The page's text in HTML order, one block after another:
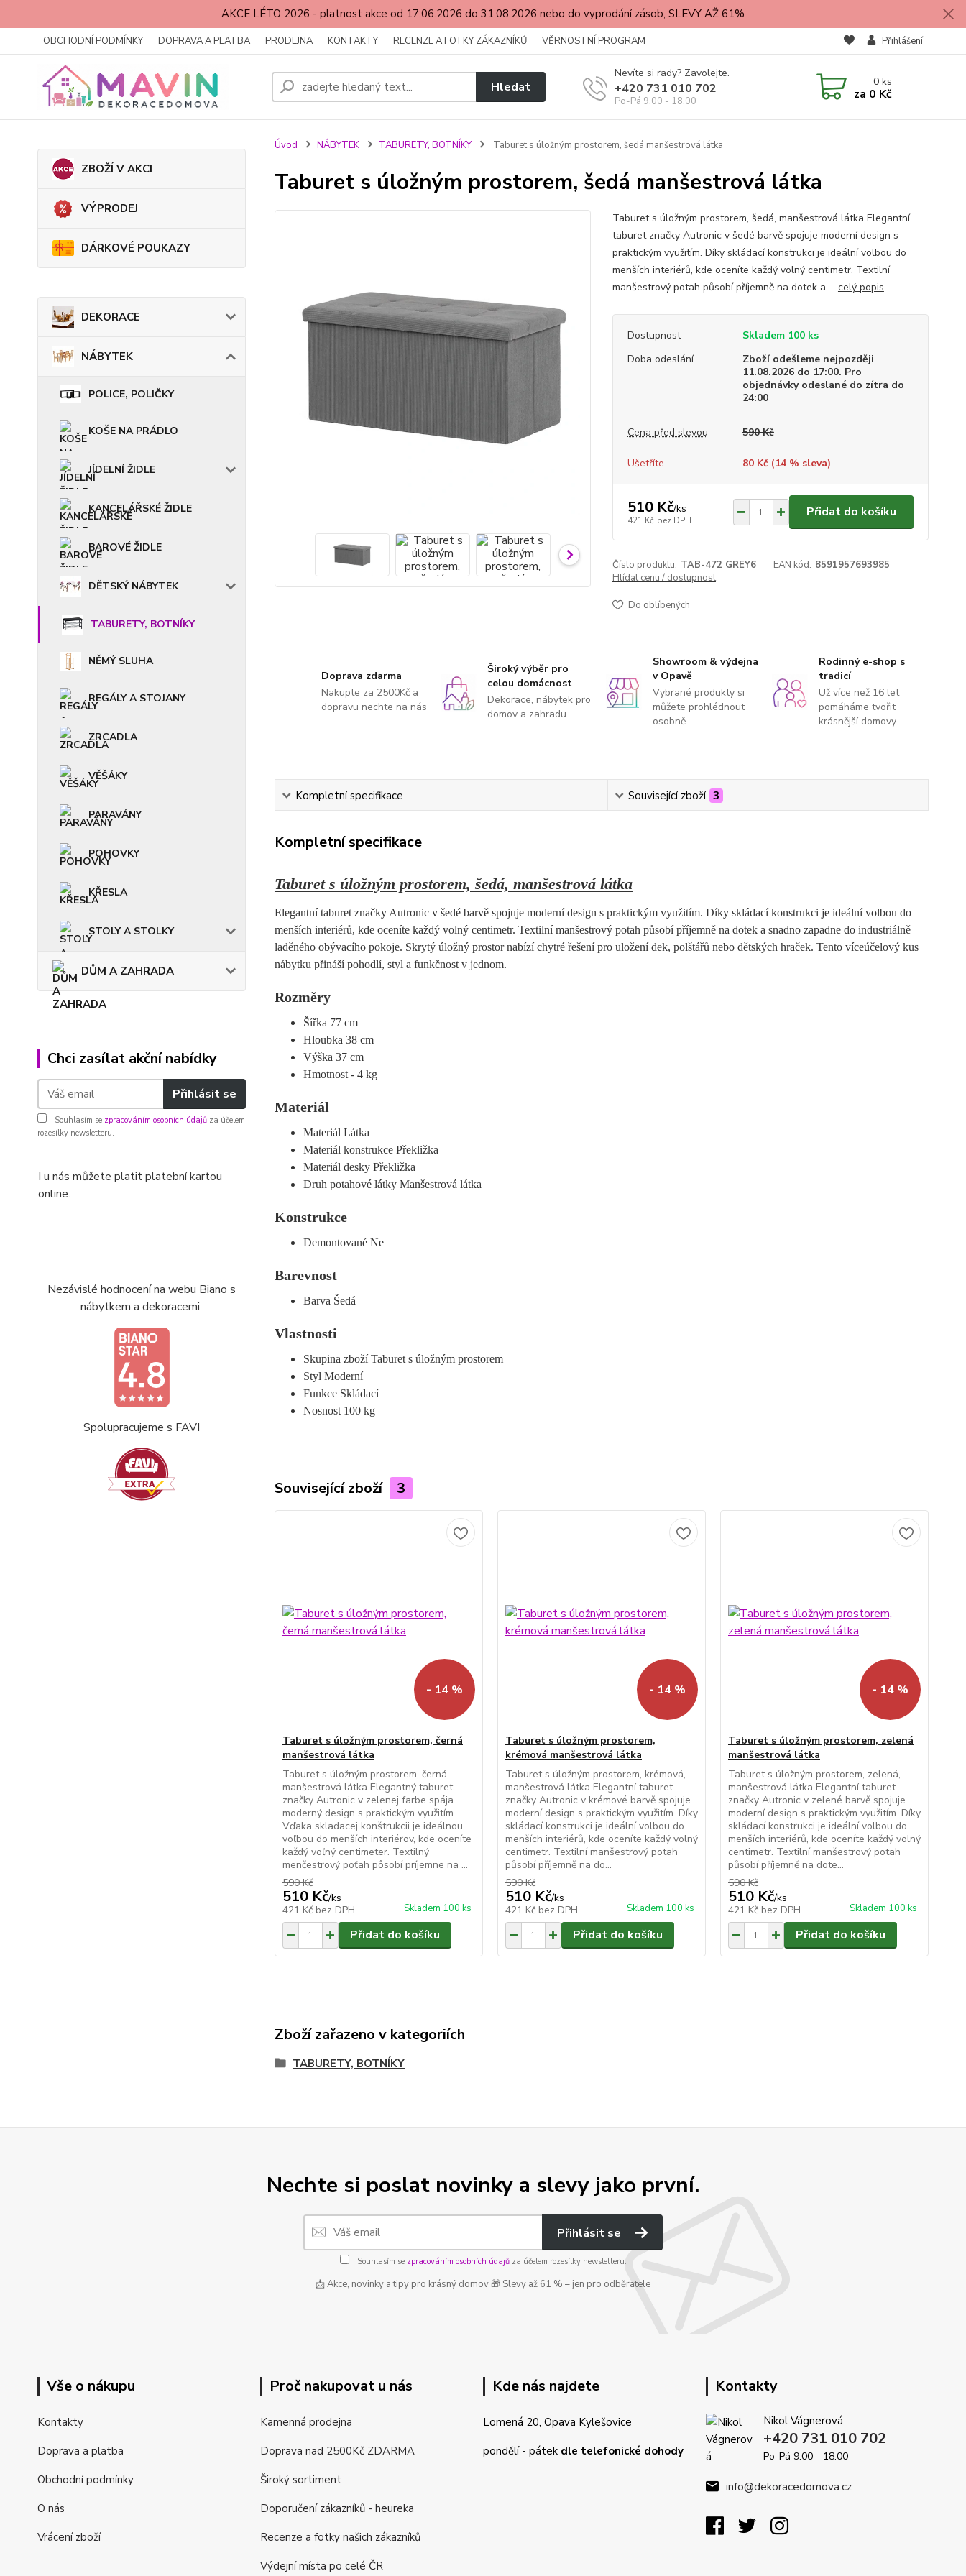
AKCE LÉTO 2026 - platnost akce od 17.06.2026 do 31.08.2026 nebo do vyprodání zásob, SLEVY AŽ 61%
OBCHODNÍ PODMÍNKY DOPRAVA A PLATBA PRODEJNA KONTAKTY RECENZE A FOTKY ZÁKAZNÍKŮ VĚRNOSTNÍ PROGRAM Přihlášení
Hledat
Nevíte si rady? Zavolejte.
+420 731 010 702
Po-Pá 9.00 - 18.00
0ks
za 0 Kč
ZBOŽÍ V AKCI
VÝPRODEJ
DÁRKOVÉ POUKAZY
DEKORACE
NÁBYTEK
POLICE, POLIČKY
KOŠE NA PRÁDLO
JÍDELNÍ ŽIDLE
KANCELÁŘSKÉ ŽIDLE
BAROVÉ ŽIDLE
DĚTSKÝ NÁBYTEK
TABURETY, BOTNÍKY
NĚMÝ SLUHA
REGÁLY A STOJANY
ZRCADLA
VĚŠÁKY
PARAVÁNY
POHOVKY
KŘESLA
STOLY A STOLKY
DŮM A ZAHRADA
Chci zasílat akční nabídky
Přihlásit se
Souhlasím se zpracováním osobních údajů za účelem
rozesílky newsletteru.
I u nás můžete platit platební kartou
online.
Nezávislé hodnocení na webu Biano s
nábytkem a dekoracemi
Spolupracujeme s FAVI
Úvod NÁBYTEK TABURETY, BOTNÍKY Taburet s úložným prostorem, šedá manšestrová látka
Taburet s úložným prostorem, šedá manšestrová látka
Taburet s úložným prostorem, šedá, manšestrová látka Elegantní
taburet značky Autronic v šedé barvě spojuje moderní design s
praktickým využitím. Díky skládací konstrukci je ideální volbou do
menších interiérů, kde oceníte každý volný centimetr. Textilní
manšestrový potah působí příjemně na dotek a ... celý popis
Dostupnost
Skladem 100 ks
Doba odeslání
Zboží odešleme nejpozději
11.08.2026 do 17:00. Pro
objednávky odeslané do zítra do
24:00
Cena před slevou 590 Kč
Ušetříte 80 Kč (14% sleva)
510 Kč/ks
421 Kč bez DPH
Přidat do košíku
Číslo produktu: TAB-472 GREY6 EAN kód: 8591957693985
Hlídat cenu / dostupnost
Do oblíbených
Doprava zdarma
Nakupte za 2500Kč a
dopravu nechte na nás
Široký výběr pro
celou domácnost
Dekorace, nábytek pro
domov a zahradu
Showroom & výdejna
v Opavě
Vybrané produkty si
můžete prohlédnout
osobně.
Rodinný e-shop s
tradicí
Už více než 16 let
pomáháme tvořit
krásnější domovy
Kompletní specifikace Související zboží 3
Kompletní specifikace
Taburet s úložným prostorem, šedá, manšestrová látka
Elegantní taburet značky Autronic v šedé barvě spojuje moderní design s praktickým využitím. Díky skládací konstrukci je ideální volbou do
menších interiérů, kde oceníte každý volný centimetr. Textilní manšestrový potah působí příjemně na dotek a snadno zapadne do industriálně
laděného obývacího pokoje. Skrytý úložný prostor nabízí chytré řešení pro uložení dek, polštářů nebo dětských hraček. Tento víceúčelový kus
nábytku přináší pohodlí, styl a funkčnost v jednom.
Rozměry
Šířka 77 cm
Hloubka 38 cm
Výška 37 cm
Hmotnost - 4 kg
Materiál
Materiál Látka
Materiál konstrukce Překližka
Materiál desky Překližka
Druh potahové látky Manšestrová látka
Konstrukce
Demontované Ne
Barevnost
Barva Šedá
Vlastnosti
Skupina zboží Taburet s úložným prostorem
Styl Moderní
Funkce Skládací
Nosnost 100 kg
Související zboží 3
- 14 %
Taburet s úložným prostorem, černá
manšestrová látka
Taburet s úložným prostorem, černá,
manšestrová látka Elegantný taburet
značky Autronic v zelenej farbe spája
moderný design s praktickým využitím.
Vďaka skladacej konštrukcii je ideálnou
voľbou do menších interiérov, kde oceníte
každý voľný centimeter. Textilný
menčestrový poťah pôsobí príjemne na ...
590 Kč
510 Kč/ks
421 Kč bez DPH Skladem 100 ks
Přidat do košíku
- 14 %
Taburet s úložným prostorem,
krémová manšestrová látka
Taburet s úložným prostorem, krémová,
manšestrová látka Elegantní taburet
značky Autronic v krémové barvě spojuje
moderní design s praktickým využitím. Díky
skládací konstrukci je ideální volbou do
menších interiérů, kde oceníte každý volný
centimetr. Textilní manšestrový potah
působí příjemně na do...
590 Kč
510 Kč/ks
421 Kč bez DPH Skladem 100 ks
Přidat do košíku
- 14 %
Taburet s úložným prostorem, zelená
manšestrová látka
Taburet s úložným prostorem, zelená,
manšestrová látka Elegantní taburet
značky Autronic v zelené barvě spojuje
moderní design s praktickým využitím. Díky
skládací konstrukci je ideální volbou do
menších interiérů, kde oceníte každý volný
centimetr. Textilní manšestrový potah
působí příjemně na dote...
590 Kč
510 Kč/ks
421 Kč bez DPH Skladem 100 ks
Přidat do košíku
Zboží zařazeno v kategoriích
TABURETY, BOTNÍKY
Nechte si poslat novinky a slevy jako první.
Přihlásit se
Souhlasím se zpracováním osobních údajůza účelem rozesílky newsletteru.
📩 Akce, novinky a tipy pro krásný domov 🎁 Slevy až 61 % – jen pro odběratele
Vše o nákupu
Kontakty
Doprava a platba
Obchodní podmínky
O nás
Vrácení zboží
Proč nakupovat u nás
Kamenná prodejna
Doprava nad 2500Kč ZDARMA
Široký sortiment
Doporučení zákazníků - heureka
Recenze a fotky našich zákazníků
Výdejní místa po celé ČR
Kde nás najdete
Lomená 20, Opava Kylešovice
pondělí - pátek dle telefonické dohody
Kontakty
Nikol Vágnerová
+420 731 010 702
Po-Pá 9.00 - 18.00
info@dekoracedomova.cz